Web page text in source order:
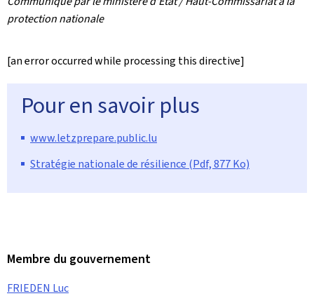
protection nationale
[an error occurred while processing this directive]
Pour en savoir plus
www.letzprepare.public.lu
Stratégie nationale de résilience (Pdf, 877 Ko)
Membre du gouvernement
FRIEDEN Luc